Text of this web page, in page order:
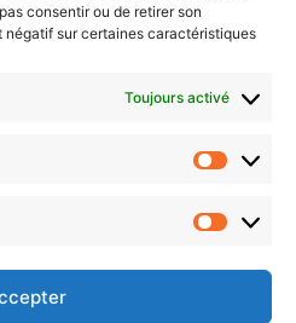
consentir ou de retirer son
sur certaines caractéristiques
Toujours activé
soir ou hebdo ?